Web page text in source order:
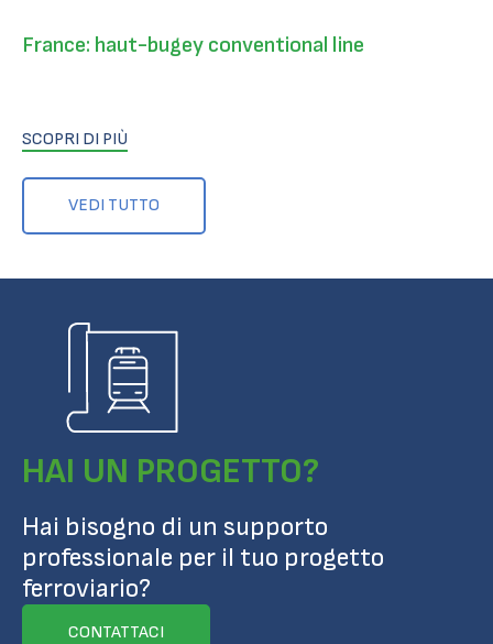
VEDI TUTTO
France: haut-bugey conventional line
SCOPRI DI PIÙ
HAI UN PROGETTO?
Hai bisogno di un supporto
professionale per il tuo progetto
ferroviario?
CONTATTACI